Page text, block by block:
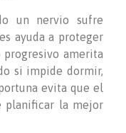
un nervio sufre
ayuda a proteger
progresivo amerita
si impide dormir,
evita que el
planificar la mejor